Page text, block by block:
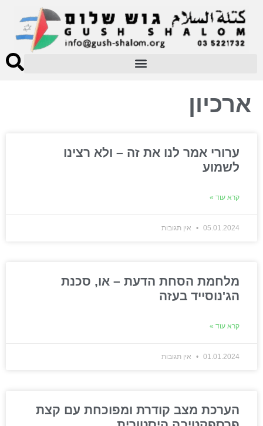
ארכיון
ערורי אמר לנו את זה – ולא רצינו
לשמוע
קרא עוד »
05.01.2024 אין תגובות
מלחמת הסחת הדעת – או, סכנת
הג'נוסייד בעזה
קרא עוד »
01.01.2024 אין תגובות
הערכת מצב קודרת ומפוכחת עם קצת